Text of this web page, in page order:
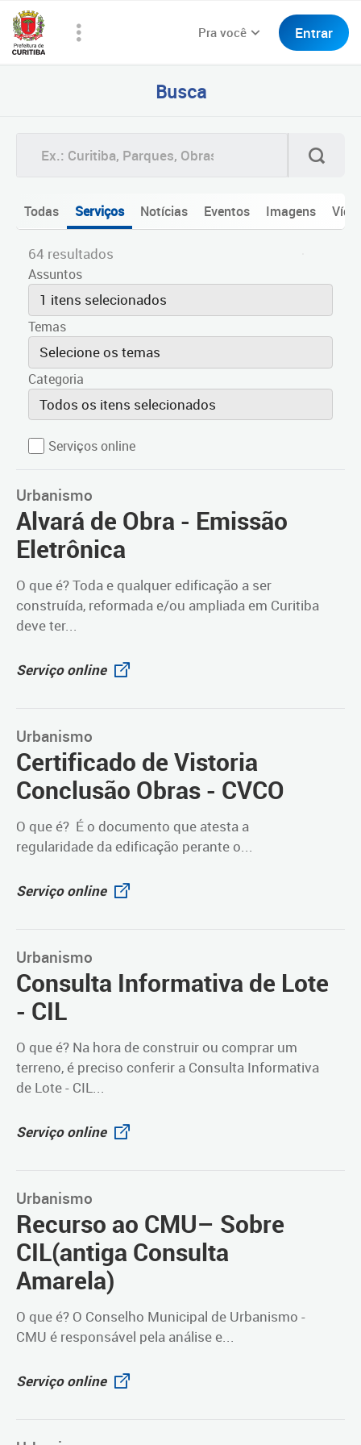
Pra você Entrar
Busca
Todas Serviços Notícias Eventos Imagens
64 resultados
Assuntos
1 itens selecionados
Temas
Selecione os temas
Categoria
Todos os itens selecionados
Serviços online
Urbanismo
Alvará de Obra - Emissão
Eletrônica
O que é? Toda e qualquer edificação a ser
construída, reformada e/ou ampliada em Curitiba
deve ter...
Serviço online
Urbanismo
Certificado de Vistoria
Conclusão Obras - CVCO
O que é? É o documento que atesta a
regularidade da edificação perante o...
Serviço online
Urbanismo
Consulta Informativa de Lote
- CIL
O que é? Na hora de construir ou comprar um
terreno, é preciso conferir a Consulta Informativa
de Lote - CIL...
Serviço online
Urbanismo
Recurso ao CMU– Sobre
CIL(antiga Consulta
Amarela)
O que é? O Conselho Municipal de Urbanismo -
CMU é responsável pela análise e...
Serviço online